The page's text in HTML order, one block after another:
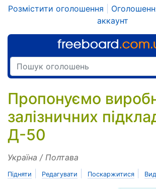
Розмістити оголошення
аккаунт
Пропонуємо
залізничних
Д-50
Україна / Полтава
Підняти Редагувати Поскаржитися